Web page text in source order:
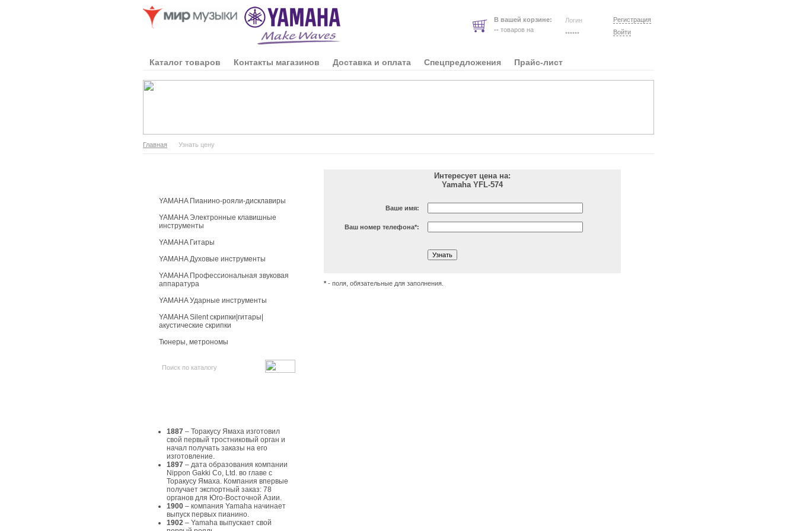
В вашей корзине:
-- товаров на
Регистрация
Войти
Каталог товаров Контакты магазинов Доставка и оплата Спецпредложения Прайс-лист
Главная Узнать цену
YAMAHA Пианино-рояли-дисклавиры
YAMAHA Электронные клавишные
инструменты
YAMAHA Гитары
YAMAHA Духовые инструменты
YAMAHA Профессиональная звуковая
аппаратура
YAMAHA Ударные инструменты
YAMAHA Silent скрипки|гитары|
акустические скрипки
Тюнеры, метрономы
1887 – Торакусу Ямаха изготовил
свой первый тростниковый орган и
начал получать заказы на его
изготовление.
1897 – дата образования компании
Nippon Gakki Co, Ltd. во главе с
Торакусу Ямаха. Компания впервые
получает экспортный заказ: 78
органов для Юго-Восточной Азии.
1900 – компания Yamaha начинает
выпуск первых пианино.
1902 – Yamaha выпускает свой
Интересует цена на:
Yamaha YFL-574
Ваше имя:
Ваш номер телефона*:
* - поля, обязательные для заполнения.